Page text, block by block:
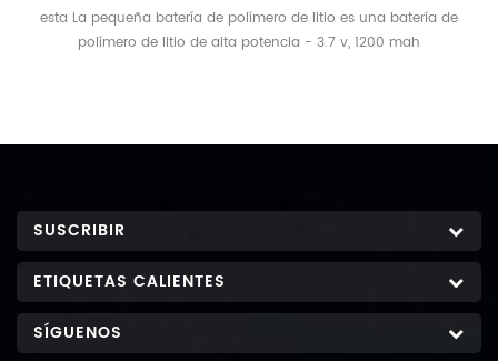
esta La pequeña batería de polímero de litio es una batería de
polímero de litio de alta potencia - 3.7 v, 1200 mah
SUSCRIBIR
ETIQUETAS CALIENTES
SÍGUENOS